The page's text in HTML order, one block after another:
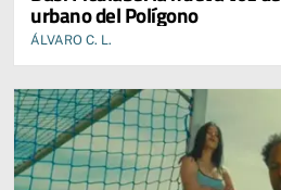
urbano del Polígono
ÁLVARO C. L.